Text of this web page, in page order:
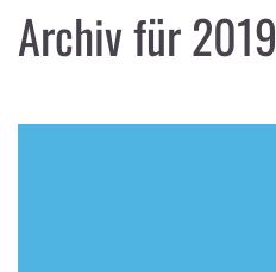
Archiv für 2019